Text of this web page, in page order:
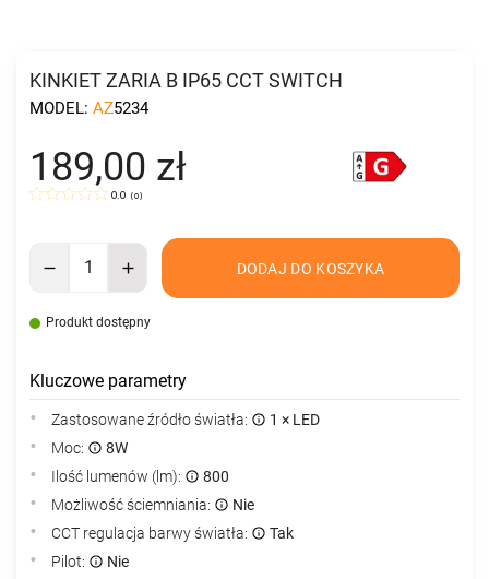
KINKIET ZARIA B IP65 CCT SWITCH
MODEL: AZ5234
189,00 zł
0.0 (0)
DODAJ DO KOSZYKA
Produkt dostępny
Kluczowe parametry
Zastosowane źródło światła:
1 × LED
Moc:
8W
Ilość lumenów (lm):
800
Możliwość ściemniania:
Nie
CCT regulacja barwy światła:
Tak
Pilot:
Nie